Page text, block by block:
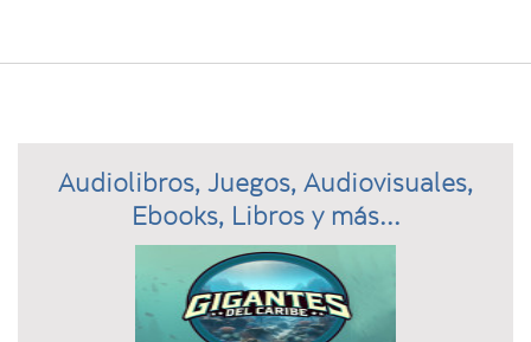
Audiolibros, Juegos, Audiovisuales,
Ebooks, Libros y más...